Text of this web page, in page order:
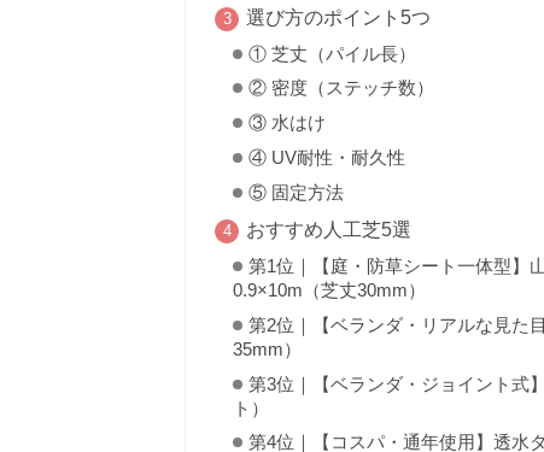
選び方のポイント5つ
① 芝丈（パイル長）
② 密度（ステッチ数）
③ 水はけ
④ UV耐性・耐久性
⑤ 固定方法
おすすめ人工芝5選
第1位｜【庭・防草シート一体型】
0.9×10m（芝丈30mm）
第2位｜【ベランダ・リアルな見た
35mm）
第3位｜【ベランダ・ジョイント式
ト）
第4位｜【コスパ・通年使用】透水